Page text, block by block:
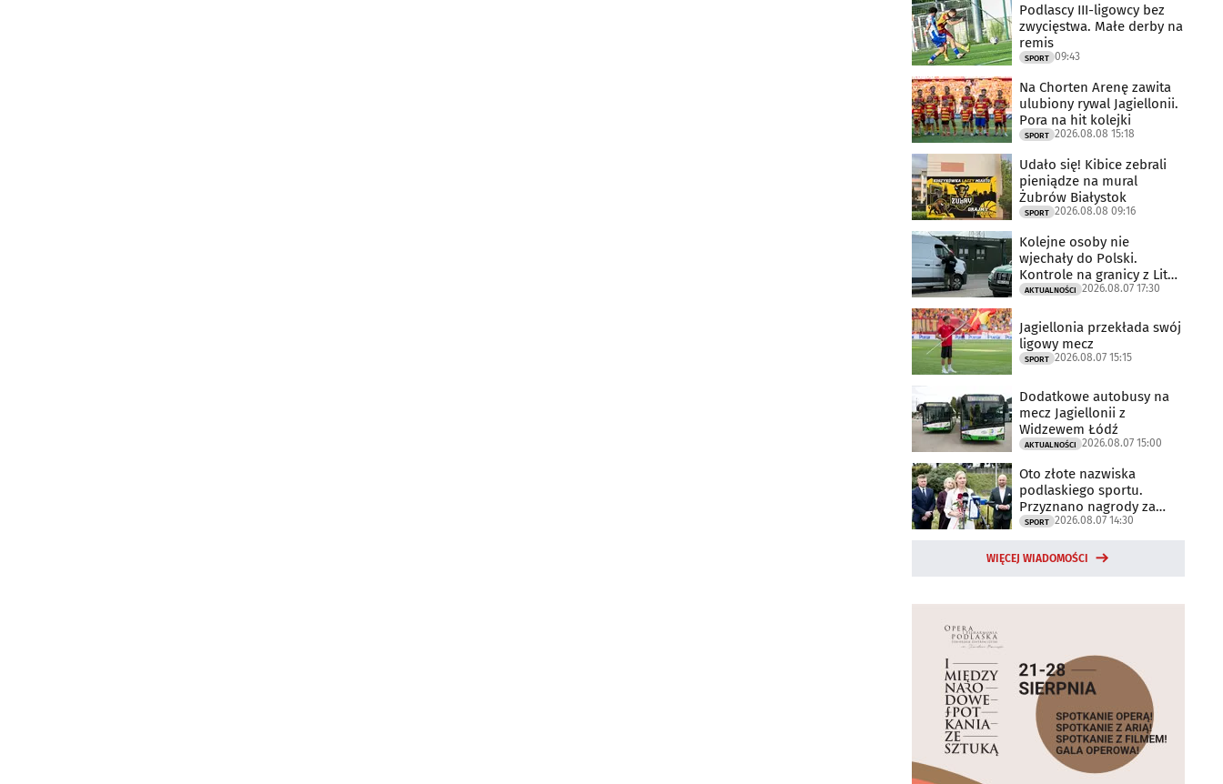
Podlascy III-ligowcy bez
zwycięstwa. Małe derby na
remis
SPORT 09:43
Na Chorten Arenę zawita
ulubiony rywal Jagiellonii.
Pora na hit kolejki
SPORT 2026.08.08 15:18
Udało się! Kibice zebrali
pieniądze na mural
Żubrów Białystok
SPORT 2026.08.08 09:16
Kolejne osoby nie
wjechały do Polski.
Kontrole na granicy z Litwą
trwają
AKTUALNOŚCI 2026.08.07 17:30
Jagiellonia przekłada swój
ligowy mecz
SPORT 2026.08.07 15:15
Dodatkowe autobusy na
mecz Jagiellonii z
Widzewem Łódź
AKTUALNOŚCI 2026.08.07 15:00
Oto złote nazwiska
podlaskiego sportu.
Przyznano nagrody za
2025 rok
SPORT 2026.08.07 14:30
WIĘCEJ WIADOMOŚCI